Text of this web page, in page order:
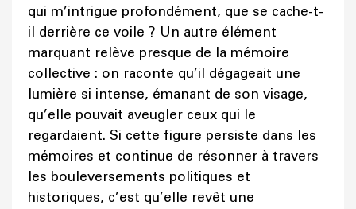
qui m’intrigue profondément, que se cache-t-
il derrière ce voile ? Un autre élément
marquant relève presque de la mémoire
collective : on raconte qu’il dégageait une
lumière si intense, émanant de son visage,
qu’elle pouvait aveugler ceux qui le
regardaient. Si cette figure persiste dans les
mémoires et continue de résonner à travers
les bouleversements politiques et
historiques, c’est qu’elle revêt une